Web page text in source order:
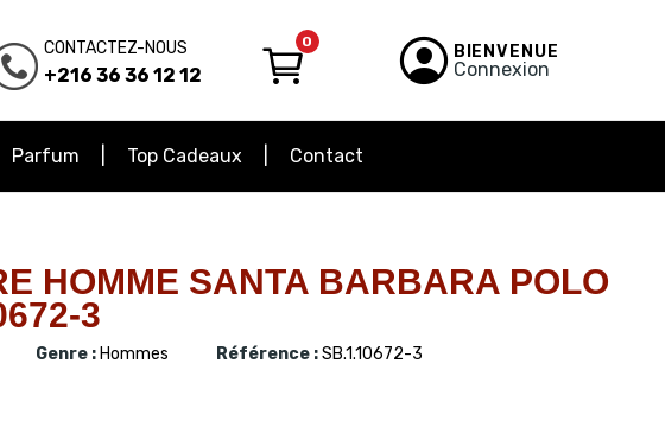
CONTACTEZ-NOUS
+216 36 36 12 12
0 BIENVENUE
Connexion
Parfum Top Cadeaux Contact
HOMME SANTA BARBARA POLO
3
Genre : Hommes Référence :SB.1.10672-3